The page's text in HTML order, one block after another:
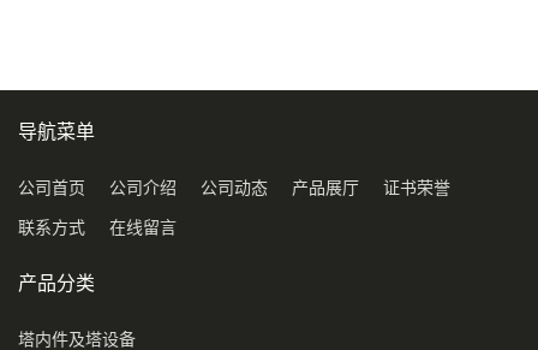
导航菜单
公司首页 公司介绍 公司动态 产品展厅 证书荣誉
联系方式 在线留言
产品分类
塔内件及塔设备